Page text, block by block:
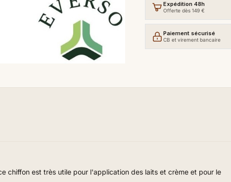
Expédition 48h
Offerte dès 149 €
Paiement sécurisé
CB et virement bancaire
chiffon est très utile pour l'application des laits et crème et pour le